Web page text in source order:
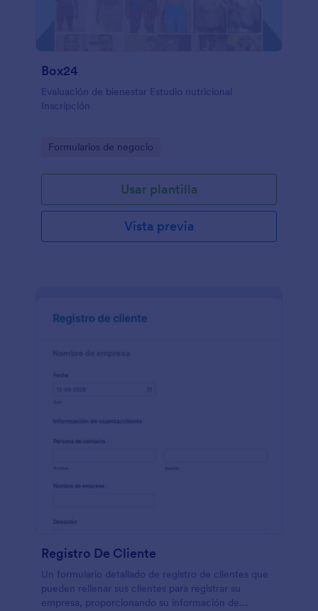
Box24
Evaluación de bienestar Estudio nutricional
Inscripción
Go to Category:
Formularios de negocio
Usar plantilla
Vista previa
Registro De Cliente
Un formulario detallado de registro de clientes que
pueden rellenar sus clientes para registrar su
empresa, proporcionando su información de